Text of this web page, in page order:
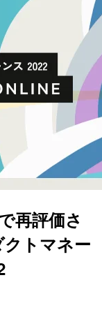
再評価さ
トマネー